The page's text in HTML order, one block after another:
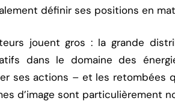
définir ses positions en
jouent gros : la grande
dans le domaine des
ses actions – et les retombées
d’image sont particulièrement